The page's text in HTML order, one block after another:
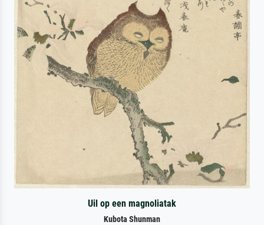
Uil op een magnoliatak
Kubota Shunman